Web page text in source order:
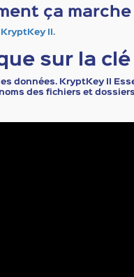
ça marche
II.
sur la clé
données. KryptKey II
des fichiers et